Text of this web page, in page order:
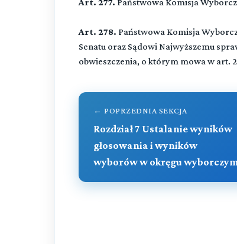
Art. 277. Państwowa Komisja
Art. 278. Państwowa Komisja
Senatu oraz Sądowi Najwyższemu
obwieszczenia, o którym mowa w art.
← POPRZEDNIA SEKCJA
Rozdział 7 Ustalanie wyników
głosowania i wyników
wyborów w okręgu